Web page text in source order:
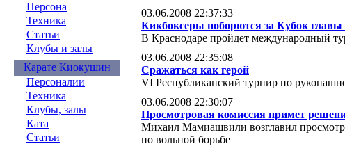
Персона
Техника
Статьи
Клубы и залы
Карате Киокушин
Персоналии
Техника
Клубы, залы
Ката
Статьи
03.06.2008 22:37:33
Кикбоксеры поборются за Кубок главы
В Краснодаре пройдет международный
03.06.2008 22:35:08
Сражаться как герой
VI Республиканский турнир по
03.06.2008 22:30:07
Просмотровая комиссия примет
Михаил Мамиашвили возглавил
по вольной борьбе